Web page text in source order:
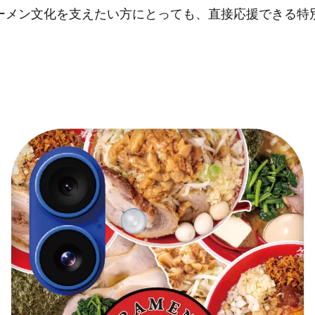
メン文化を支えたい方にとっても、直接応援できる特